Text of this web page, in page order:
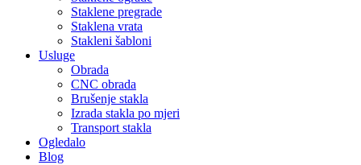
Staklene pregrade
Staklena vrata
Stakleni šabloni
Usluge
Obrada
CNC obrada
Brušenje stakla
Izrada stakla po mjeri
Transport stakla
Ogledalo
Blog